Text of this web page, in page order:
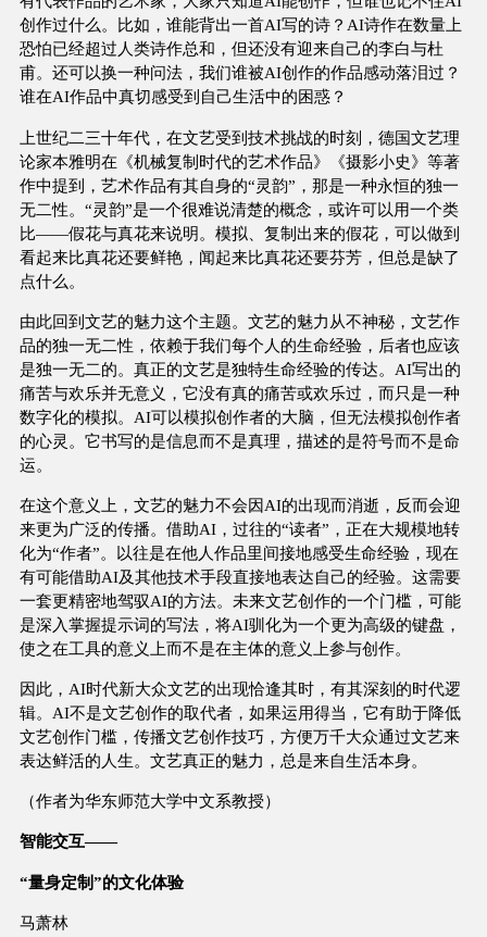
创作过什么。比如，谁能背出一首AI写的诗？AI诗作在数量上
恐怕已经超过人类诗作总和，但还没有迎来自己的李白与杜
甫。还可以换一种问法，我们谁被AI创作的作品感动落泪过？
谁在AI作品中真切感受到自己生活中的困惑？
上世纪二三十年代，在文艺受到技术挑战的时刻，德国文艺理
论家本雅明在《机械复制时代的艺术作品》《摄影小史》等著
作中提到，艺术作品有其自身的“灵韵”，那是一种永恒的独一
无二性。“灵韵”是一个很难说清楚的概念，或许可以用一个类
比——假花与真花来说明。模拟、复制出来的假花，可以做到
看起来比真花还要鲜艳，闻起来比真花还要芬芳，但总是缺了
点什么。
由此回到文艺的魅力这个主题。文艺的魅力从不神秘，文艺作
品的独一无二性，依赖于我们每个人的生命经验，后者也应该
是独一无二的。真正的文艺是独特生命经验的传达。AI写出的
痛苦与欢乐并无意义，它没有真的痛苦或欢乐过，而只是一种
数字化的模拟。AI可以模拟创作者的大脑，但无法模拟创作者
的心灵。它书写的是信息而不是真理，描述的是符号而不是命
运。
在这个意义上，文艺的魅力不会因AI的出现而消逝，反而会迎
来更为广泛的传播。借助AI，过往的“读者”，正在大规模地转
化为“作者”。以往是在他人作品里间接地感受生命经验，现在
有可能借助AI及其他技术手段直接地表达自己的经验。这需要
一套更精密地驾驭AI的方法。未来文艺创作的一个门槛，可能
是深入掌握提示词的写法，将AI驯化为一个更为高级的键盘，
使之在工具的意义上而不是在主体的意义上参与创作。
因此，AI时代新大众文艺的出现恰逢其时，有其深刻的时代逻
辑。AI不是文艺创作的取代者，如果运用得当，它有助于降低
文艺创作门槛，传播文艺创作技巧，方便万千大众通过文艺来
表达鲜活的人生。文艺真正的魅力，总是来自生活本身。
（作者为华东师范大学中文系教授）
智能交互——
“量身定制”的文化体验
马萧林